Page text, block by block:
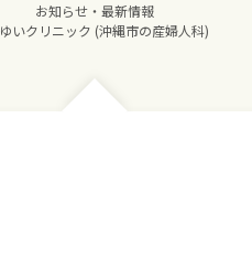
お知らせ・最新情報
ゆいクリニック (沖縄市の産婦人科)
院長からのごあいさつ
ゆいクリニックの経営理念